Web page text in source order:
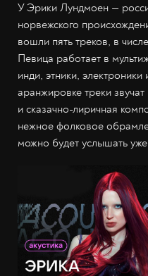
У Эрики Лундмоен —
норвежского
вошли пять треков, в
Певица работает в
инди, этники,
аранжировке треки
и сказачно-лиричная
нежное фолковое
можно будет услышать